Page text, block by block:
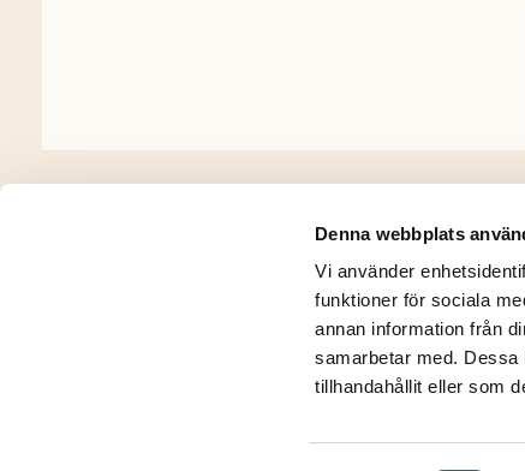
Denna webbplats
Vi använder
funktioner för sociala
annan information från
samarbetar med. Dessa
tillhandahållit eller som